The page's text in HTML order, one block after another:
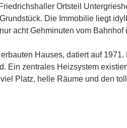
Ortsteil
Die Immobilie liegt
acht Gehminuten vom Bahnhof
Hauses, datiert auf
Ein zentrales Heizsystem
Platz, helle Räume und den